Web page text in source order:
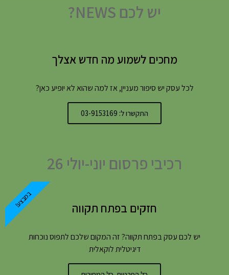
יש לכם NEWS?
מחכים לשמוע מה חדש אצלך
לכל עסק יש סיפור מעניין, אז למה שהוא לא יופיע כאן?
התקשרו ל: 03-9153169
רכיבי פרסום יוני-יולי 26
חזקים בפתח תקווה
יש לכם עסק בפתח תקווה? זה המקום שלכם לתפוס נוכחות
דיגיטלית לוקאלית
במבצע!